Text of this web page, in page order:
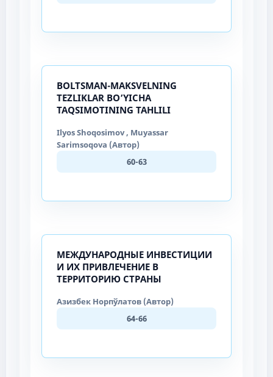
BOLTSMAN-MAKSVELNING
TEZLIKLAR BO’YICHA
TAQSIMOTINING TAHLILI
Ilyos Shoqosimov , Muyassar
Sarimsoqova (Автор)
60-63
МЕЖДУНАРОДНЫЕ ИНВЕСТИЦИИ
И ИХ ПРИВЛЕЧЕНИЕ В
ТЕРРИТОРИЮ СТРАНЫ
Азизбек Норпўлатов (Автор)
64-66